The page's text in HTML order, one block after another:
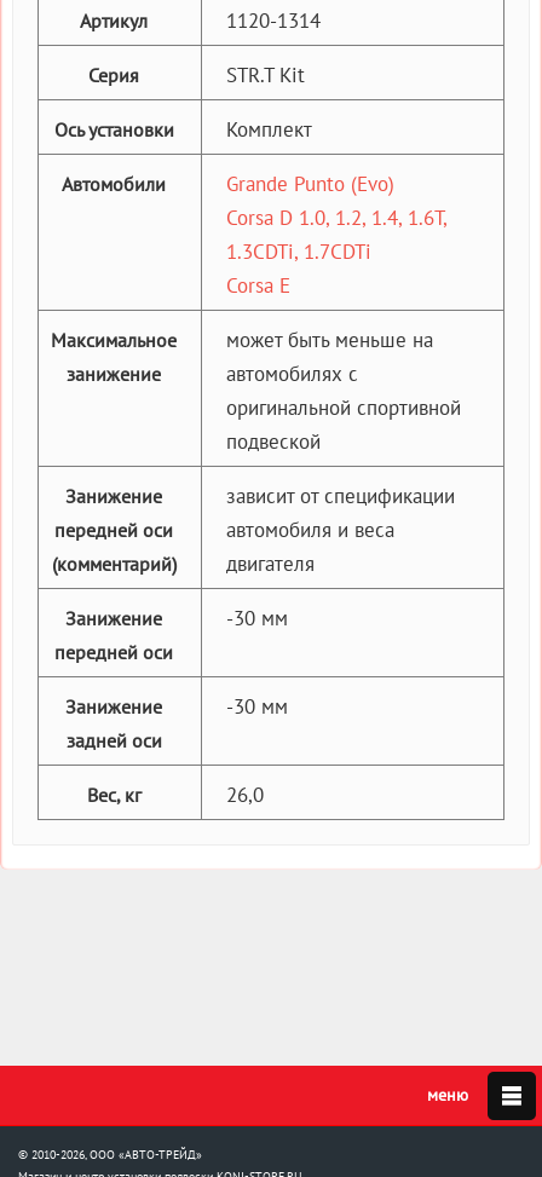
Артикул 1120-1314
Серия STR.T Kit
Ось установки Комплект
Автомобили
Grande Punto (Evo)
Corsa D 1.0, 1.2, 1.4, 1.6T,
1.3CDTi, 1.7CDTi
Corsa E
Максимальное
занижение
может быть меньше на
автомобилях с
оригинальной спортивной
подвеской
Занижение
передней оси
(комментарий)
зависит от спецификации
автомобиля и веса
двигателя
Занижение
передней оси
-30 мм
Занижение
задней оси
-30 мм
Вес, кг 26,0
© 2010-2026, ООО «АВТО-ТРЕЙД»